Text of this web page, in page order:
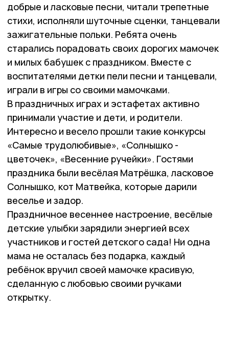
добрые и ласковые песни, читали трепетные
стихи, исполняли шуточные сценки, танцевали
зажигательные польки. Ребята очень
старались порадовать своих дорогих мамочек
и милых бабушек с праздником. Вместе с
воспитателями детки пели песни и танцевали,
играли в игры со своими мамочками.
В праздничных играх и эстафетах активно
принимали участие и дети, и родители.
Интересно и весело прошли такие конкурсы
«Самые трудолюбивые», «Солнышко -
цветочек», «Весенние ручейки». Гостями
праздника были весёлая Матрёшка, ласковое
Солнышко, кот Матвейка, которые дарили
веселье и задор.
Праздничное весеннее настроение, весёлые
детские улыбки зарядили энергией всех
участников и гостей детского сада! Ни одна
мама не осталась без подарка, каждый
ребёнок вручил своей мамочке красивую,
сделанную с любовью своими ручками
открытку.